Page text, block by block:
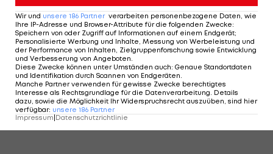
Christian Gebauer(Bielefeld): ab der 70. Minute
Manuel Prietl(Bielefeld): nicht im Kader
Der legendäre Durchmarsch des FC
Wacker Tirol I #Zwarakonferenz History
Zwarakonferenz
Christopher Knett
Stammtisch
Wir und unsere 186 Partner verarbeiten personenbezogene Daten, wie
Ihre IP-Adresse und Browser-Attribute für die folgenden Zwecke:
Speichern von oder Zugriff auf Informationen auf einem Endgerät;
Personalisierte Werbung und Inhalte, Messung von Werbeleistung und
der Performance von Inhalten, Zielgruppenforschung sowie Entwicklung
und Verbesserung von Angeboten.
Diese Zwecke können unter Umständen auch: Genaue Standortdaten
und Identifikation durch Scannen von Endgeräten.
Manche Partner verwenden für gewisse Zwecke berechtigtes
Interesse als Rechtsgrundlage für die Datenverarbeitung. Details
dazu, sowie die Möglichkeit Ihr Widerspruchsrecht auszuüben, sind hier
verfügbar: unsere 186 Partner
Impressum Datenschutzrichtlinie